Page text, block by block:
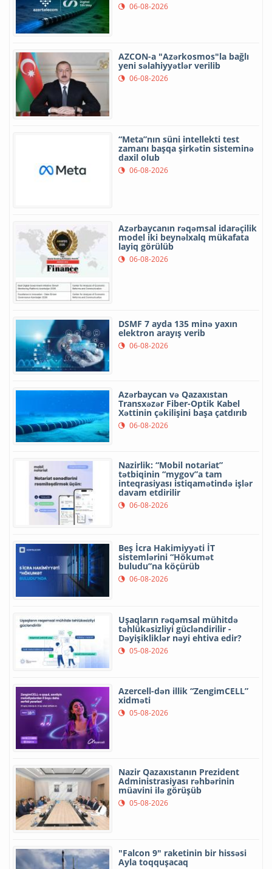
06-08-2026
AZCON-a "Azərkosmos"la bağlı
yeni səlahiyyətlər verilib
06-08-2026
“Meta”nın süni intellekti test
zamanı başqa şirkətin sisteminə
daxil olub
06-08-2026
Azərbaycanın rəqəmsal idarəçilik
model iki beynəlxalq mükafata
layiq görülüb
06-08-2026
DSMF 7 ayda 135 minə yaxın
elektron arayış verib
06-08-2026
Azərbaycan və Qazaxıstan
Transxəzər Fiber-Optik Kabel
Xəttinin çəkilişini başa çatdırıb
06-08-2026
Nazirlik: “Mobil notariat”
tətbiqinin “mygov”a tam
inteqrasiyası istiqamətində işlər
davam etdirilir
06-08-2026
Beş İcra Hakimiyyəti İT
sistemlərini “Hökumət
buludu”na köçürüb
06-08-2026
Uşaqların rəqəmsal mühitdə
təhlükəsizliyi gücləndirilir -
Dəyişikliklər nəyi ehtiva edir?
05-08-2026
Azercell-dən illik “ZengimCELL”
xidməti
05-08-2026
Nazir Qazaxıstanın Prezident
Administrasiyası rəhbərinin
müavini ilə görüşüb
05-08-2026
"Falcon 9" raketinin bir hissəsi
Ayla toqquşacaq